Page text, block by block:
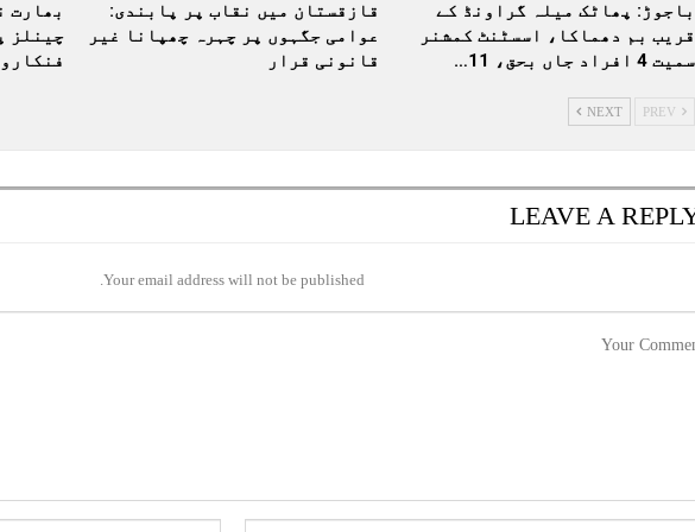
باجوڑ: پھاٹک میلہ گراونڈ کے
قریب بم دھماکا، اسسٹنٹ کمشنر
سمیت 4 افراد جاں بحق، 11…
قازقستان میں نقاب پر پابندی:
عوامی جگہوں پر چہرہ چھپانا غیر
قانونی قرار
بھارت
چینلز
NEXT
LEAVE A
Your email address will not be published.